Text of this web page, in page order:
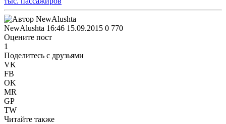
NewAlushta 16:46 15.09.2015 0 770
Оцените пост
1
Поделитесь с друзьями
VK
FB
OK
MR
GP
TW
Читайте также